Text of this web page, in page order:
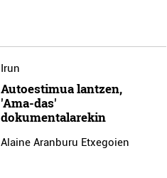
Irun
Autoestimua lantzen,
'Ama-das'
dokumentalarekin
Alaine Aranburu Etxegoien